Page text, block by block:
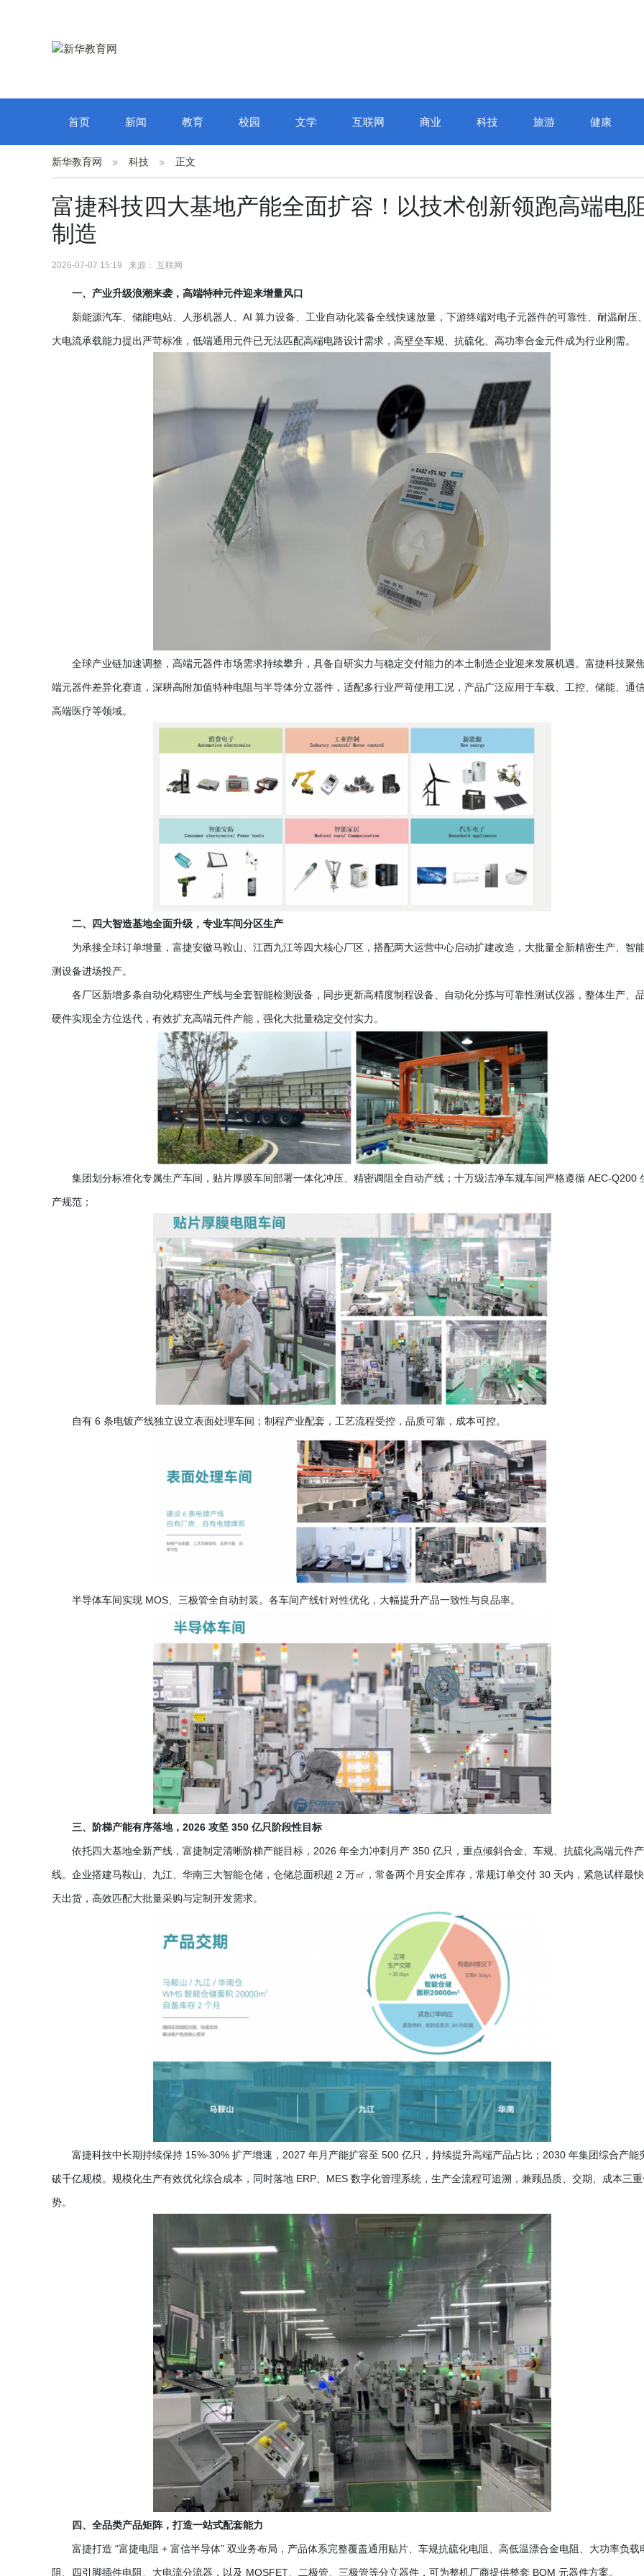
首页 新闻 教育 校园 文学 互联网 商业 科技 旅游 健康
新华教育网 科技 正文
富捷科技四大基地产能全面扩容！以技术创新领跑高端电
制造
2026-07-07 15:19 来源： 互联网
一、产业升级浪潮来袭，高端特种元件迎来增量风口
新能源汽车、储能电站、人形机器人、 AI 算力设备、工业自动化装备全线快速放量，下游终端对电子元器件的可靠性、耐温耐压
大电流承载能力提出严苛标准，低端通用元件已无法匹配高端电路设计需求，高壁垒车规、抗硫化、高功率合金元件成为行业刚需。
全球产业链加速调整，高端元器件市场需求持续攀升，具备自研实力与稳定交付能力的本土制造企业迎来发展机遇。富捷科技聚
端元器件差异化赛道，深耕高附加值特种电阻与半导体分立器件，适配多行业严苛使用工况，产品广泛应用于车载、工控、储能、通
高端医疗等领域。
二、四大智造基地全面升级，专业车间分区生产
为承接全球订单增量，富捷安徽马鞍山、江西九江等四大核心厂区，搭配两大运营中心启动扩建改造，大批量全新精密生产、智
测设备进场投产。
各厂区新增多条自动化精密生产线与全套智能检测设备，同步更新高精度制程设备、自动化分拣与可靠性测试仪器，整体生产、
硬件实现全方位迭代，有效扩充高端元件产能，强化大批量稳定交付实力。
集团划分标准化专属生产车间，贴片厚膜车间部署一体化冲压、精密调阻全自动产线；十万级洁净车规车间严格遵循 AEC-Q200
产规范；
自有 6 条电镀产线独立设立表面处理车间；制程产业配套，工艺流程受控，品质可靠，成本可控。
半导体车间实现 MOS、三极管全自动封装。各车间产线针对性优化，大幅提升产品一致性与良品率。
三、阶梯产能有序落地， 2026 攻坚 350 亿只阶段性目标
依托四大基地全新产线，富捷制定清晰阶梯产能目标， 2026 年全力冲刺月产 350 亿只，重点倾斜合金、车规、抗硫化高端元件产
线。企业搭建马鞍山、九江、华南三大智能仓储，仓储总面积超 2 万㎡，常备两个月安全库存，常规订单交付 30 天内，紧急试样最
天出货，高效匹配大批量采购与定制开发需求。
富捷科技中长期持续保持 15%-30% 扩产增速，2027 年月产能扩容至 500 亿只，持续提升高端产品占比；2030 年集团综合产能
破千亿规模。规模化生产有效优化综合成本，同时落地 ERP、MES 数字化管理系统，生产全流程可追溯，兼顾品质、交期、成本三
势。
四、全品类产品矩阵，打造一站式配套能力
富捷打造 “富捷电阻 + 富信半导体” 双业务布局，产品体系完整覆盖通用贴片、车规抗硫化电阻、高低温漂合金电阻、大功率负载
阻、四引脚插件电阻、大电流分流器，以及 MOSFET、二极管、三极管等分立器件，可为整机厂商提供整套 BOM 元器件方案。